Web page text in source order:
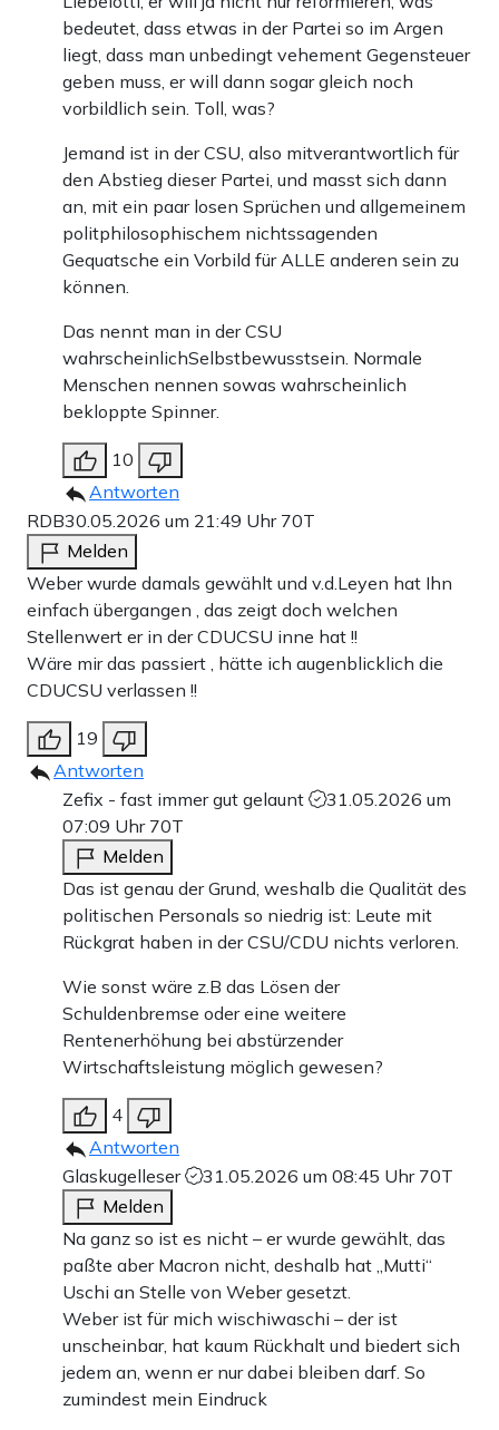
bedeutet, dass etwas in der Partei so im Argen
liegt, dass man unbedingt vehement Gegensteuer
geben muss, er will dann sogar gleich noch
vorbildlich sein. Toll, was?
Jemand ist in der CSU, also mitverantwortlich für
den Abstieg dieser Partei, und masst sich dann
an, mit ein paar losen Sprüchen und allgemeinem
politphilosophischem nichtssagenden
Gequatsche ein Vorbild für ALLE anderen sein zu
können.
Das nennt man in der CSU
wahrscheinlichSelbstbewusstsein. Normale
Menschen nennen sowas wahrscheinlich
bekloppte Spinner.
10
Antworten
RDB30.05.2026 um 21:49 Uhr 70T
Melden
Weber wurde damals gewählt und v.d.Leyen hat Ihn
einfach übergangen , das zeigt doch welchen
Stellenwert er in der CDUCSU inne hat !!
Wäre mir das passiert , hätte ich augenblicklich die
CDUCSU verlassen !!
19
Antworten
Zefix - fast immer gut gelaunt
31.05.2026 um
07:09 Uhr 70T
Melden
Das ist genau der Grund, weshalb die Qualität des
politischen Personals so niedrig ist: Leute mit
Rückgrat haben in der CSU/CDU nichts verloren.
Wie sonst wäre z.B das Lösen der
Schuldenbremse oder eine weitere
Rentenerhöhung bei abstürzender
Wirtschaftsleistung möglich gewesen?
4
Antworten
Glaskugelleser
31.05.2026 um 08:45 Uhr 70T
Melden
Na ganz so ist es nicht – er wurde gewählt, das
paßte aber Macron nicht, deshalb hat „Mutti“
Uschi an Stelle von Weber gesetzt.
Weber ist für mich wischiwaschi – der ist
unscheinbar, hat kaum Rückhalt und biedert sich
jedem an, wenn er nur dabei bleiben darf. So
zumindest mein Eindruck